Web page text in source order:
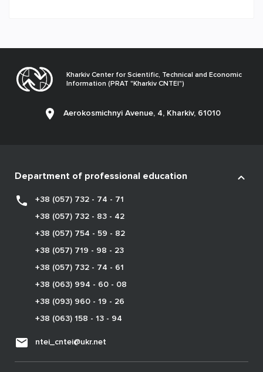
Kharkiv Center for Scientific, Technical and Economic
Information (PRAT "Kharkiv CNTEI")
Aerokosmichnyi Avenue, 4, Kharkiv, 61010
Department of professional education
+38 (057) 732 - 74 - 71
+38 (057) 732 - 83 - 42
+38 (057) 754 - 59 - 82
+38 (057) 719 - 98 - 23
+38 (057) 732 - 74 - 61
+38 (063) 994 - 60 - 08
+38 (093) 960 - 19 - 26
+38 (063) 158 - 13 - 94
ntei_cntei@ukr.net